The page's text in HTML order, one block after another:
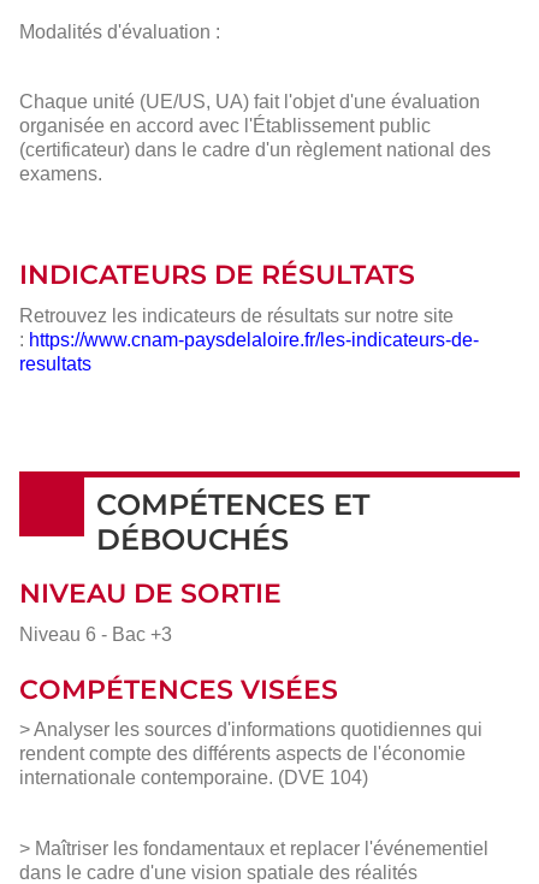
Modalités d'évaluation :
Chaque unité (UE/US, UA) fait l'objet d'une évaluation
organisée en accord avec l'Établissement public
(certificateur) dans le cadre d'un règlement national des
examens.
INDICATEURS DE RÉSULTATS
Retrouvez les indicateurs de résultats sur notre site
: https://www.cnam-paysdelaloire.fr/les-indicateurs-de-
resultats
COMPÉTENCES ET
DÉBOUCHÉS
NIVEAU DE SORTIE
Niveau 6 - Bac +3
COMPÉTENCES VISÉES
> Analyser les sources d'informations quotidiennes qui
rendent compte des différents aspects de l'économie
internationale contemporaine. (DVE 104)
> Maîtriser les fondamentaux et replacer l'événementiel
dans le cadre d'une vision spatiale des réalités